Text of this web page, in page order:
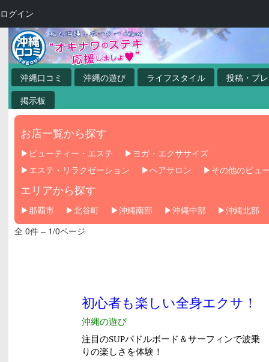
沖縄口コミ 沖縄の遊び ライフスタイル
投稿・プ
掲示板
お店一覧から探す
ビューティー・エステ
ヨガ・エクササイズ
エステ・リラクゼーション
ヘアサロン その他のビュ
エリアから探す
那覇市 北谷町 沖縄南部 沖縄中部
沖縄北部
全 0件 – 1/0ページ
ログイン